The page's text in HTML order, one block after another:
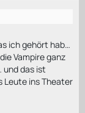
ich gehört hab…
Vampire ganz
und das ist
Leute ins Theater